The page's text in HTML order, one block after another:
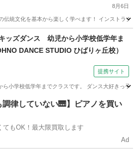
8月6日
伝統文化を基本から楽しく学べます！ インストラ
フラダンス ハワイ
キッズダンス 幼児から小学校低学年ま
DANCE STUDIO ひばりヶ丘校）
提携サイト
小学校低学年までクラスです。 ダンス大好きっ子
調律していない🎹】ピアノを買い
てもOK！最大限買取します
Ad